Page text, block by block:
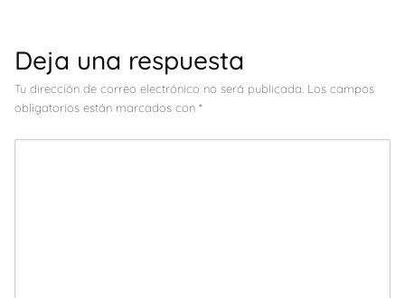
Deja una respuesta
Tu dirección de correo electrónico no será publicada. Los campos
obligatorios están marcados con *